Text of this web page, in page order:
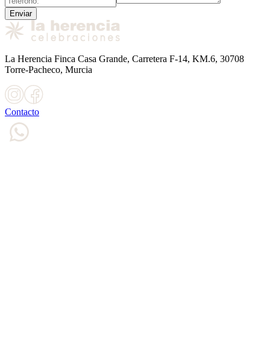
Enviar
La Herencia Finca Casa Grande, Carretera F-14, KM.6, 30708
Torre-Pacheco, Murcia
Contacto